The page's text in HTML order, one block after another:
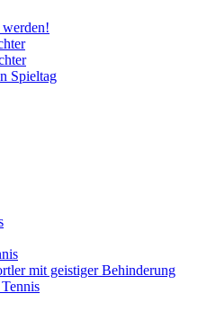
werden!
Spieltag
mit geistiger Behinderung